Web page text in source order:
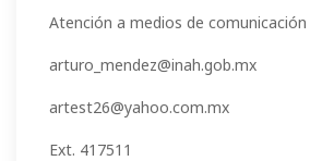
Atención a medios de comunicación
arturo_mendez@inah.gob.mx
artest26@yahoo.com.mx
Ext. 417511